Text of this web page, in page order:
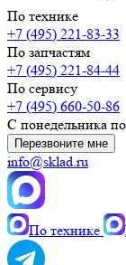
По технике
+7 (495) 221-83-33
По запчастям
+7 (495) 221-84-44
По сервису
+7 (495) 660-50-86
С понедельника
Перезвоните мне
info@sklad.ru
По технике